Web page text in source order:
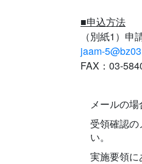
■申込方法
（別紙1）
jaam-
FAX：03-
メールの
受領確認
い。
実施要領に